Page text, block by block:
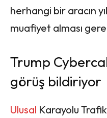
herhangi bir aracın
muafiyet alması
Trump
görüş bildiriyor
Ulusal Karayolu